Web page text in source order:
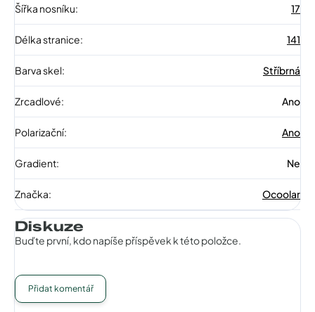
Šířka nosníku: 17
Délka stranice: 141
Barva skel: Stříbrná
Zrcadlové: Ano
Polarizační: Ano
Gradient: Ne
Značka: Ocoolar
Diskuze
Buďte první, kdo napíše příspěvek k této položce.
Přidat komentář